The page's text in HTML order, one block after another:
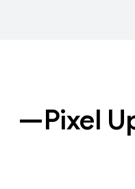
Pixel Update Bulletin—